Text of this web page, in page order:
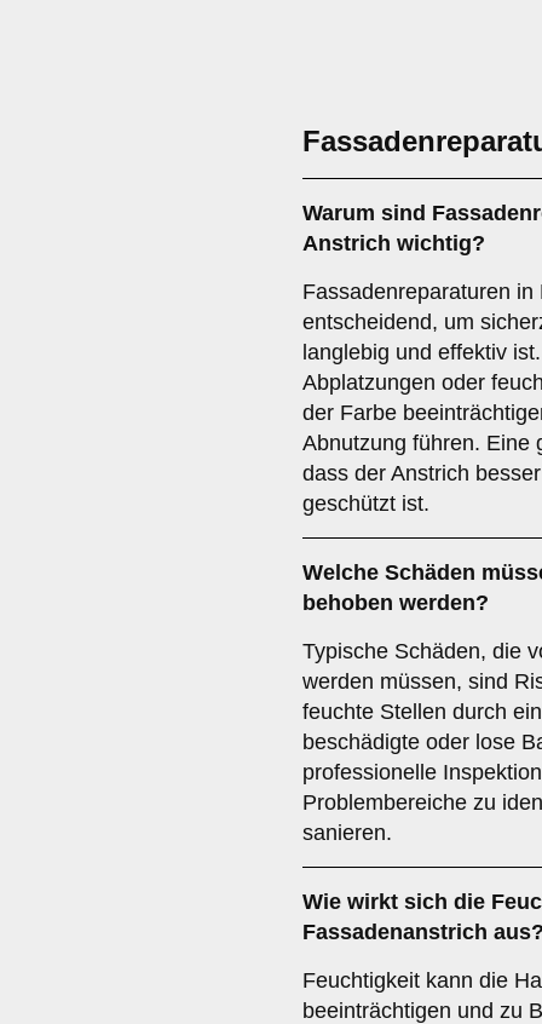
Warum sind
Anstrich wichtig?
Fassadenreparaturen
entscheidend, um
langlebig und effektiv
Abplatzungen oder
der Farbe
Abnutzung führen. Eine
dass der Anstrich
geschützt ist.
Welche Schäden
behoben werden?
Typische Schäden, die
werden müssen, sind
feuchte Stellen durch
beschädigte oder lose
professionelle
Problembereiche zu
sanieren.
Wie wirkt sich die
Fassadenanstrich
Feuchtigkeit kann die
beeinträchtigen und zu